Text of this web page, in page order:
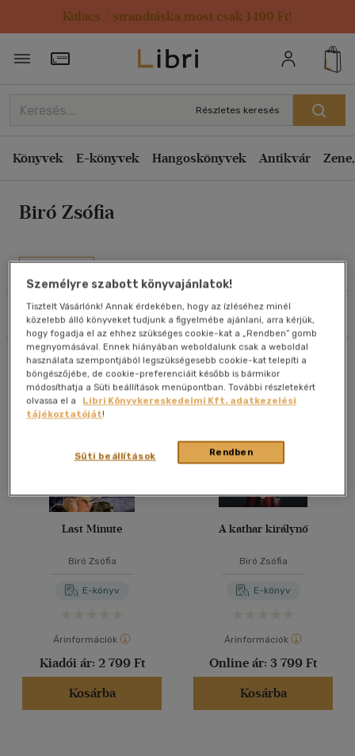
Kulacs / strandtáska most csak 1499 Ft!
Törzsvásárlói Kártya adatai
Részletes keresés
Könyvek E-könyvek Hangoskönyvek Antikvár
Biró Zsófia
Szűrés Rendezés
Rendezés
Kiadás éve szerint csökkenő
Ár szerint csökkenő
Eladott darabszám szerint csökkenő
Cím szerint A-Z
Szerző szerint A-Z
Megjelenítés
20 db / oldal
40 db / oldal
Alkalmaz
Összesen4db
Last Minute
Biró Zsófia
E-könyv
Árinformációk
Kiadói ár: 2 799 Ft
Kosárba
A kathar királynő
Biró Zsófia
E-könyv
Árinformációk
Online ár: 3 799 Ft
Kosárba
Személyre szabott könyvajánlatok!
Tisztelt Vásárlónk! Annak érdekében, hogy az ízléséhez minél
közelebb álló könyveket tudjunk a figyelmébe ajánlani, arra kérjük,
hogy fogadja el az ehhez szükséges cookie-kat a „Rendben” gomb
megnyomásával. Ennek hiányában weboldalunk csak a weboldal
használata szempontjából legszükségesebb cookie-kat telepíti a
böngészőjébe, de cookie-preferenciáit később is bármikor
módosíthatja a Süti beállítások menüpontban. További részletekért
olvassa el a
Libri Könyvkereskedelmi Kft. adatkezelési
tájékoztatóját!
Rendben
Süti beállítások